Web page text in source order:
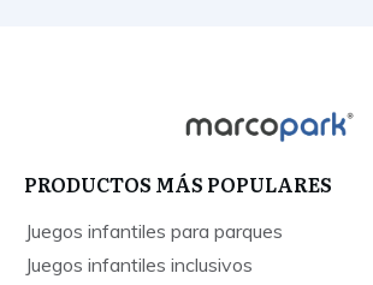
PRODUCTOS MÁS POPULARES
Juegos infantiles para parques
Juegos infantiles inclusivos